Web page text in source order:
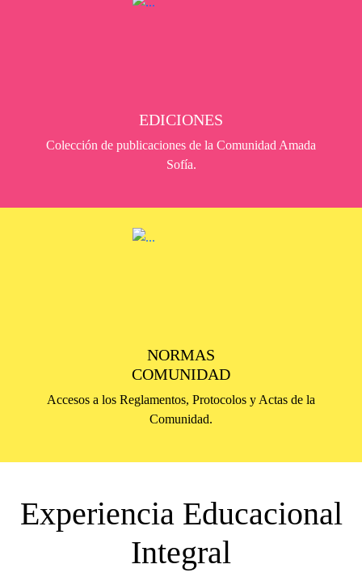
EDICIONES
Colección de publicaciones de la Comunidad Amada
Sofía.
NORMAS
COMUNIDAD
Accesos a los Reglamentos, Protocolos y Actas de la
Comunidad.
Experiencia Educacional
Integral